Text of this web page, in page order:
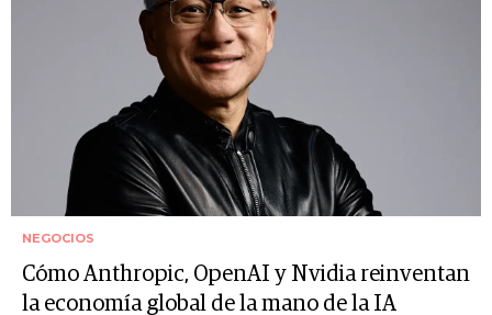
NEGOCIOS
Cómo Anthropic, OpenAI y Nvidia reinventan
la economía global de la mano de la IA